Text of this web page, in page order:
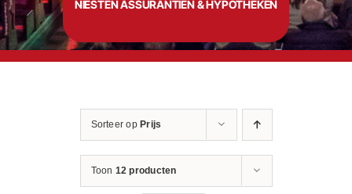
NIESTEN ASSURANTIËN & HYPOTHEKEN
Sorteer opPrijs
Toon 12 producten